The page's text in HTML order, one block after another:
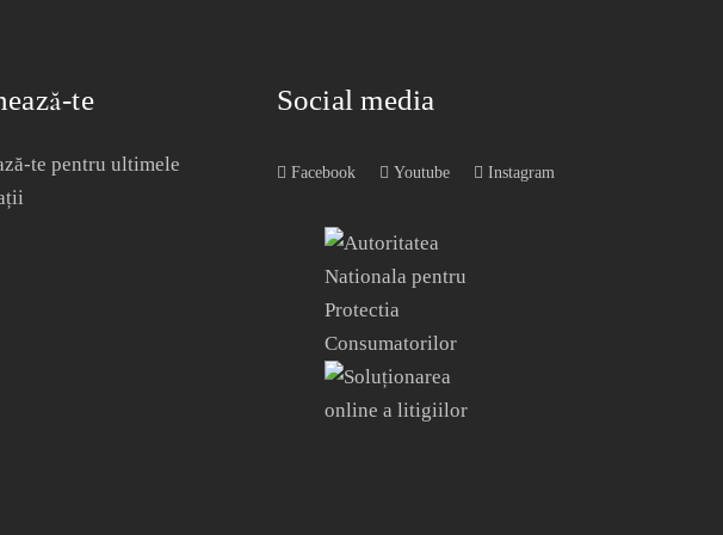
te
te pentru ultimele
Social media
Facebook Youtube Instagram